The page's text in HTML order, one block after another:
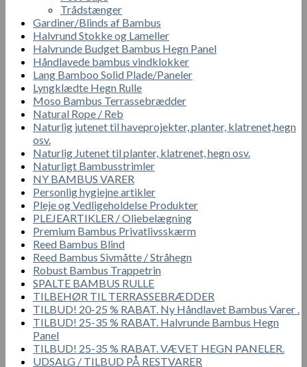
Trådstænger
Gardiner/Blinds af Bambus
Halvrund Stokke og Lameller
Halvrunde Budget Bambus Hegn Panel
Håndlavede bambus vindklokker
Lang Bamboo Solid Plade/Paneler
Lyngklædte Hegn Rulle
Moso Bambus Terrassebrædder
Natural Rope / Reb
Naturlig jutenet til haveprojekter, planter, klatrenet,hegn
osv.
Naturlig Jutenet til planter, klatrenet, hegn osv.
Naturligt Bambusstrimler
NY BAMBUS VARER
Personlig hygiejne artikler
Pleje og Vedligeholdelse Produkter
PLEJEARTIKLER / Oliebelægning
Premium Bambus Privatlivsskærm
Reed Bambus Blind
Reed Bambus Sivmåtte / Stråhegn
Robust Bambus Trappetrin
SPALTE BAMBUS RULLE
TILBEHØR TIL TERRASSEBRÆDDER
TILBUD! 20-25 % RABAT. Ny Håndlavet Bambus Varer .
TILBUD! 25-35 % RABAT. Halvrunde Bambus Hegn
Panel
TILBUD! 25-35 % RABAT. VÆVET HEGN PANELER.
UDSALG / TILBUD PÅ RESTVARER